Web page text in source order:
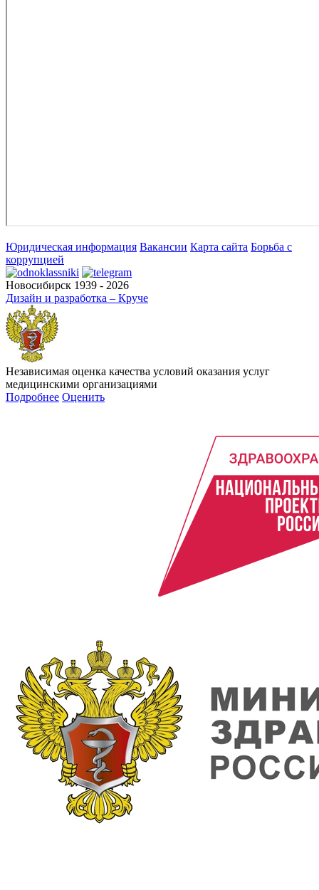
Юридическая информация Вакансии Карта сайта Борьба с
коррупцией
Новосибирск 1939 - 2026
Дизайн и разработка – Круче
Независимая оценка качества условий оказания услуг
медицинскими организациями
Подробнее Оценить